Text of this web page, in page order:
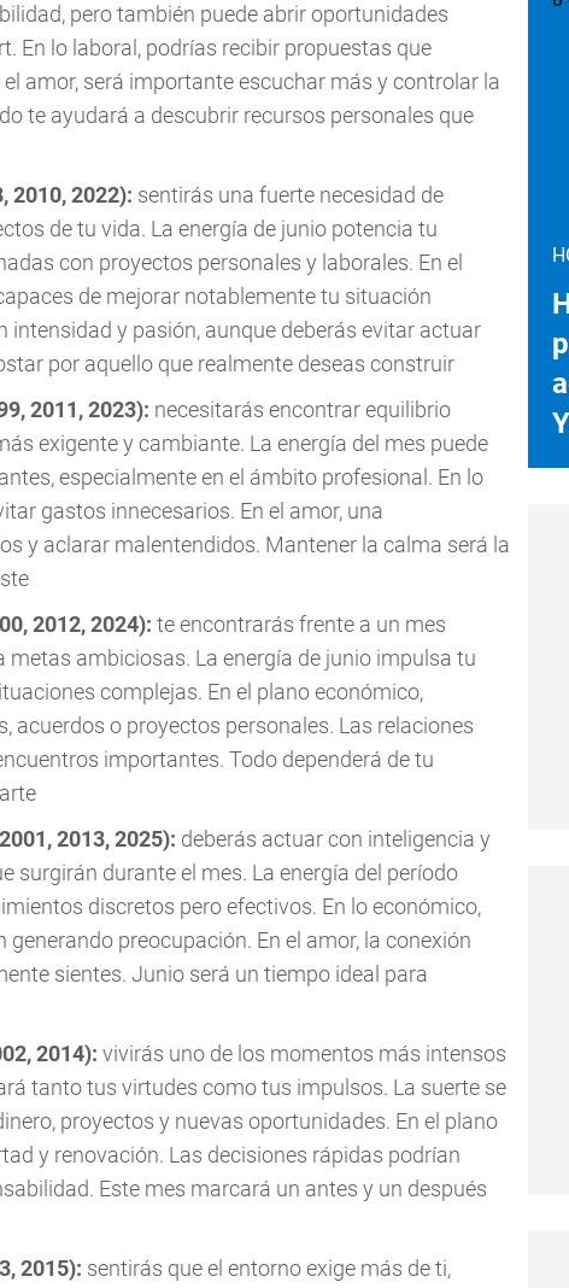
pero también puede abrir oportunidades
En lo laboral, podrías recibir propuestas que
amor, será importante escuchar más y controlar la
te ayudará a descubrir recursos personales que
2010, 2022): sentirás una fuerte necesidad de
de tu vida. La energía de junio potencia tu
con proyectos personales y laborales. En el
de mejorar notablemente tu situación
y pasión, aunque deberás evitar actuar
por aquello que realmente deseas construir
2011, 2023): necesitarás encontrar equilibrio
exigente y cambiante. La energía del mes puede
especialmente en el ámbito profesional. En lo
gastos innecesarios. En el amor, una
y aclarar malentendidos. Mantener la calma será la
2012, 2024): te encontrarás frente a un mes
ambiciosas. La energía de junio impulsa tu
complejas. En el plano económico,
acuerdos o proyectos personales. Las relaciones
importantes. Todo dependerá de tu
2013, 2025): deberás actuar con inteligencia y
surgirán durante el mes. La energía del período
discretos pero efectivos. En lo económico,
preocupación. En el amor, la conexión
sientes. Junio será un tiempo ideal para
2014): vivirás uno de los momentos más intensos
tanto tus virtudes como tus impulsos. La suerte se
proyectos y nuevas oportunidades. En el plano
y renovación. Las decisiones rápidas podrían
Este mes marcará un antes y un después
2015): sentirás que el entorno exige más de ti,